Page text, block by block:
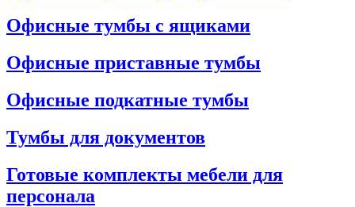
Офисные тумбы с ящиками
Офисные приставные тумбы
Офисные подкатные тумбы
Тумбы для документов
Готовые комплекты мебели для
персонала